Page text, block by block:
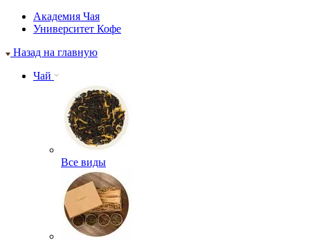
Академия Чая
Университет Кофе
Назад на главную
Чай
Все виды